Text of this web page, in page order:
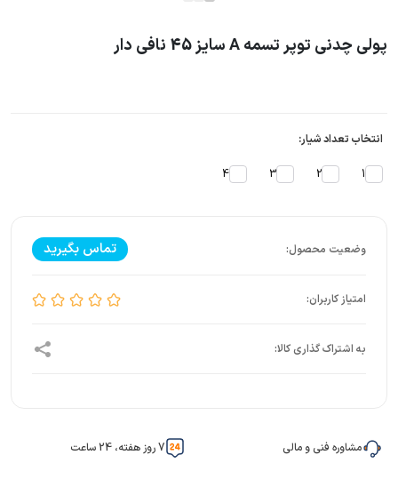
پولی چدنی توپر تسمه A سایز 45 نافی دار
انتخاب تعداد شیار:
1
2
3
4
تماس بگیرید
مشاوره فنی و مالی 7 روز هفته، 24 ساعت